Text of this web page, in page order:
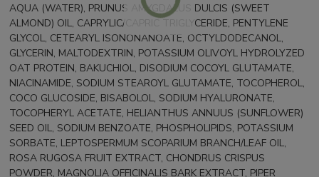
AQUA (WATER), PRUNUS AMYGDALUS DULCIS (SWEET
ALMOND) OIL, CAPRYLIC/CAPRIC TRIGLYCERIDE, PENTYLENE
GLYCOL, CETEARYL ISONONANOATE, OCTYLDODECANOL,
GLYCERIN, MALTODEXTRIN, POTASSIUM OLIVOYL HYDROLYZED
OAT PROTEIN, BAKUCHIOL, DISODIUM COCOYL GLUTAMATE,
NIACINAMIDE, SODIUM STEAROYL GLUTAMATE, TOCOPHEROL,
COCO GLUCOSIDE, BISABOLOL, SODIUM HYALURONATE,
TOCOPHERYL ACETATE, HELIANTHUS ANNUUS (SUNFLOWER)
SEED OIL, SODIUM BENZOATE, PHOSPHOLIPIDS, POTASSIUM
SORBATE, LEPTOSPERMUM SCOPARIUM BRANCH/LEAF OIL,
ROSA RUGOSA FRUIT EXTRACT, CHONDRUS CRISPUS
POWDER, MAGNOLIA OFFICINALIS BARK EXTRACT, PIPER